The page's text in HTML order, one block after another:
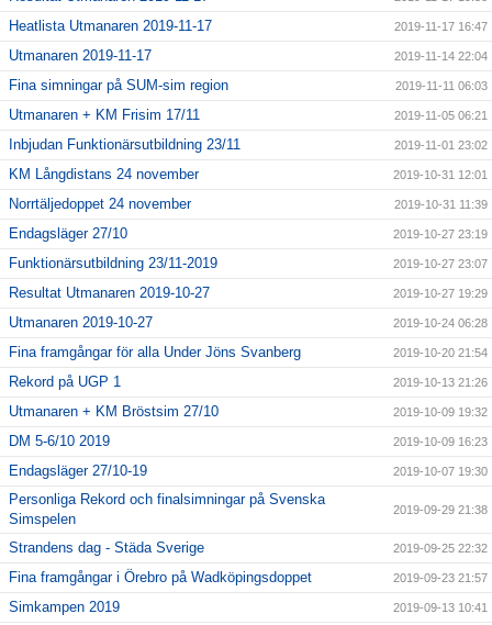
Heatlista Utmanaren 2019-11-17 2019-11-17 16:47
Utmanaren 2019-11-17 2019-11-14 22:04
Fina simningar på SUM-sim region 2019-11-11 06:03
Utmanaren + KM Frisim 17/11 2019-11-05 06:21
Inbjudan Funktionärsutbildning 23/11 2019-11-01 23:02
KM Långdistans 24 november 2019-10-31 12:01
Norrtäljedoppet 24 november 2019-10-31 11:39
Endagsläger 27/10 2019-10-27 23:19
Funktionärsutbildning 23/11-2019 2019-10-27 23:07
Resultat Utmanaren 2019-10-27 2019-10-27 19:29
Utmanaren 2019-10-27 2019-10-24 06:28
Fina framgångar för alla Under Jöns Svanberg 2019-10-20 21:54
Rekord på UGP 1 2019-10-13 21:26
Utmanaren + KM Bröstsim 27/10 2019-10-09 19:32
DM 5-6/10 2019 2019-10-09 16:23
Endagsläger 27/10-19 2019-10-07 19:30
Personliga Rekord och finalsimningar på Svenska
Simspelen
2019-09-29 21:38
Strandens dag - Städa Sverige 2019-09-25 22:32
Fina framgångar i Örebro på Wadköpingsdoppet 2019-09-23 21:57
Simkampen 2019 2019-09-13 10:41